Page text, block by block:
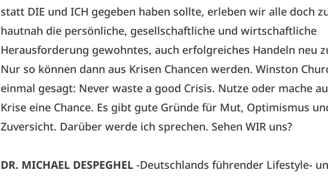
statt DIE und ICH gegeben haben sollte, erleben wir alle doch
hautnah die persönliche, gesellschaftliche und wirtschaftliche
Herausforderung gewohntes, auch erfolgreiches Handeln neu
Nur so können dann aus Krisen Chancen werden. Winston
einmal gesagt: Never waste a good Crisis. Nutze oder mache
Krise eine Chance. Es gibt gute Gründe für Mut, Optimismus
Zuversicht. Darüber werde ich sprechen. Sehen WIR uns?
DR. MICHAEL DESPEGHEL -Deutschlands führender Lifestyle-